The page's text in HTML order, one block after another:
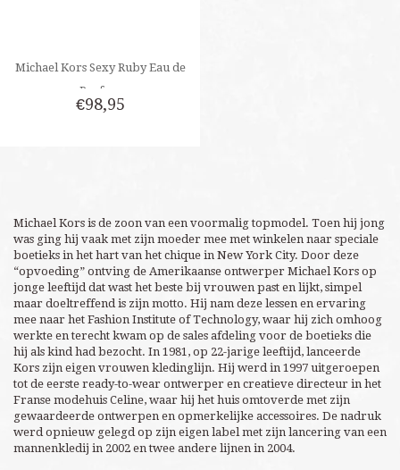
Michael Kors Sexy Ruby Eau de
Parfum
€98,95
Michael Kors is de zoon van een voormalig topmodel. Toen hij jong
was ging hij vaak met zijn moeder mee met winkelen naar speciale
boetieks in het hart van het chique in New York City. Door deze
“opvoeding” ontving de Amerikaanse ontwerper Michael Kors op
jonge leeftijd dat wast het beste bij vrouwen past en lijkt, simpel
maar doeltreffend is zijn motto. Hij nam deze lessen en ervaring
mee naar het Fashion Institute of Technology, waar hij zich omhoog
werkte en terecht kwam op de sales afdeling voor de boetieks die
hij als kind had bezocht. In 1981, op 22-jarige leeftijd, lanceerde
Kors zijn eigen vrouwen kledinglijn. Hij werd in 1997 uitgeroepen
tot de eerste ready-to-wear ontwerper en creatieve directeur in het
Franse modehuis Celine, waar hij het huis omtoverde met zijn
gewaardeerde ontwerpen en opmerkelijke accessoires. De nadruk
werd opnieuw gelegd op zijn eigen label met zijn lancering van een
mannenkledij in 2002 en twee andere lijnen in 2004.